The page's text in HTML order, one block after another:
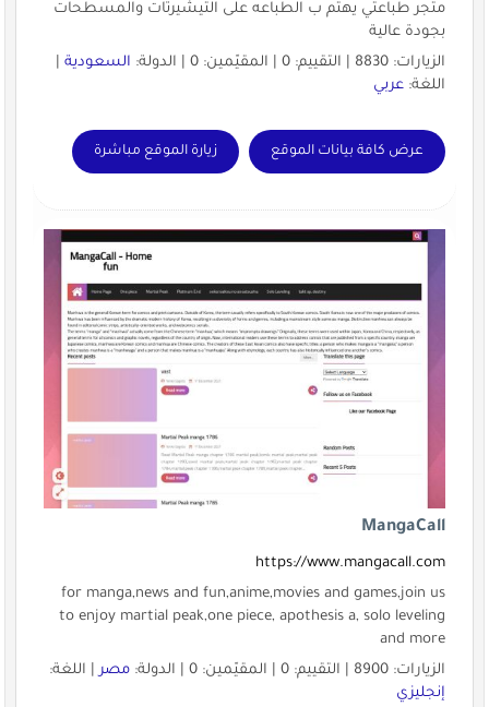
متجر طباعتي يهتم ب الطباعه على التيشيرتات والمسطحات
بجودة عالية
الزيارات: 8830 | التقييم: 0 | المقيّمين: 0 | الدولة:
السعودية|
اللغة: عربي
عرض كافة بيانات الموقع زيارة الموقع مباشرة
MangaCall
https://www.mangacall.com
for manga,news and fun,anime,movies and games,join us
to enjoy martial peak,one piece, apothesis a, solo leveling
and more
الزيارات: 8900 | التقييم: 0 | المقيّمين: 0 | الدولة:
مصر| اللغة:
إنجليزي